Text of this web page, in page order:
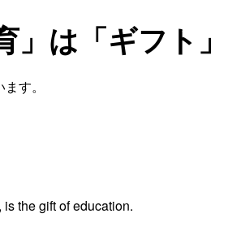
」は「ギフト」
す。
the gift of education.